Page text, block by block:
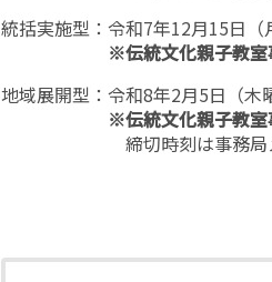
統括実施型：令和7年12月15日（
※伝統文化親子教
地域展開型：令和8年2月5日（木
※伝統文化親子教
締切時刻は事務局メール